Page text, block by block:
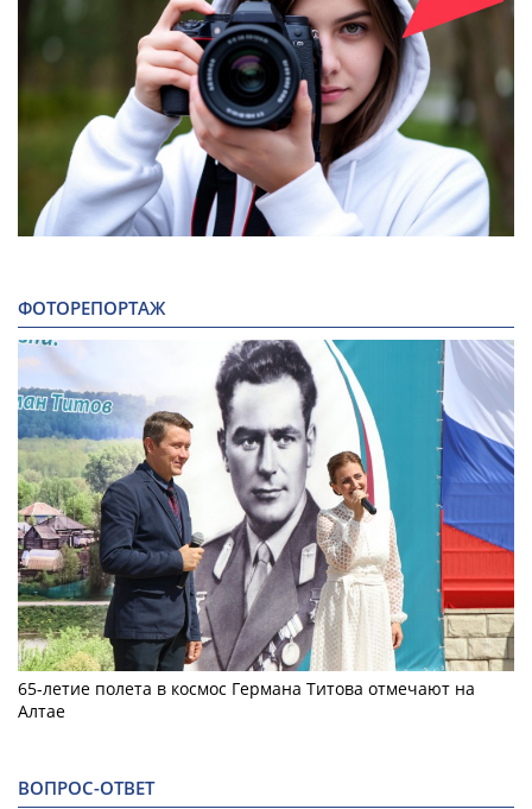
ФОТОРЕПОРТАЖ
65-летие полета в космос Германа Титова отмечают на
Алтае
ВОПРОС-ОТВЕТ